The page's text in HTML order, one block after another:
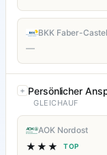
BKK Faber-
—
Persönlicher
GLEICHAUF
AOK Nordost
★★★ TOP